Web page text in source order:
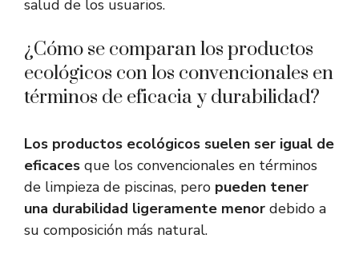
salud de los usuarios.
¿Cómo se comparan los productos
ecológicos con los convencionales en
términos de eficacia y durabilidad?
Los productos ecológicos suelen ser igual de
eficaces que los convencionales en términos
de limpieza de piscinas, pero pueden tener
una durabilidad ligeramente menor debido a
su composición más natural.